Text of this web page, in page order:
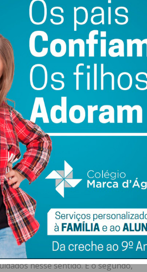
problemas graves das doenças
tristes. Mas muita gente corre para
dos chamados “fatores de risco” de
os fatores de risco que
causadoras da lesão a
a carregar connosco.
lo pode ser uma má opção na
ameaçada por um EAM que é,
pode ter um mau fim, isto é, a
quer dos fatores de risco, quer do
dia em que nos toca a nós ou a um
porque tinha os chamados
nesse sentido. E o segundo,